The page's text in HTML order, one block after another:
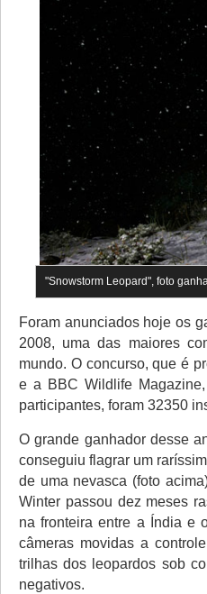
"Snowstorm Leopard", foto
Foram anunciados hoje os
2008, uma das maiores
mundo. O concurso, que é
e a BBC Wildlife
participantes, foram 32350
O grande ganhador desse
conseguiu flagrar um
de uma nevasca (foto
Winter passou dez meses
na fronteira entre a Índia e
câmeras movidas a
trilhas dos leopardos sob
negativos.